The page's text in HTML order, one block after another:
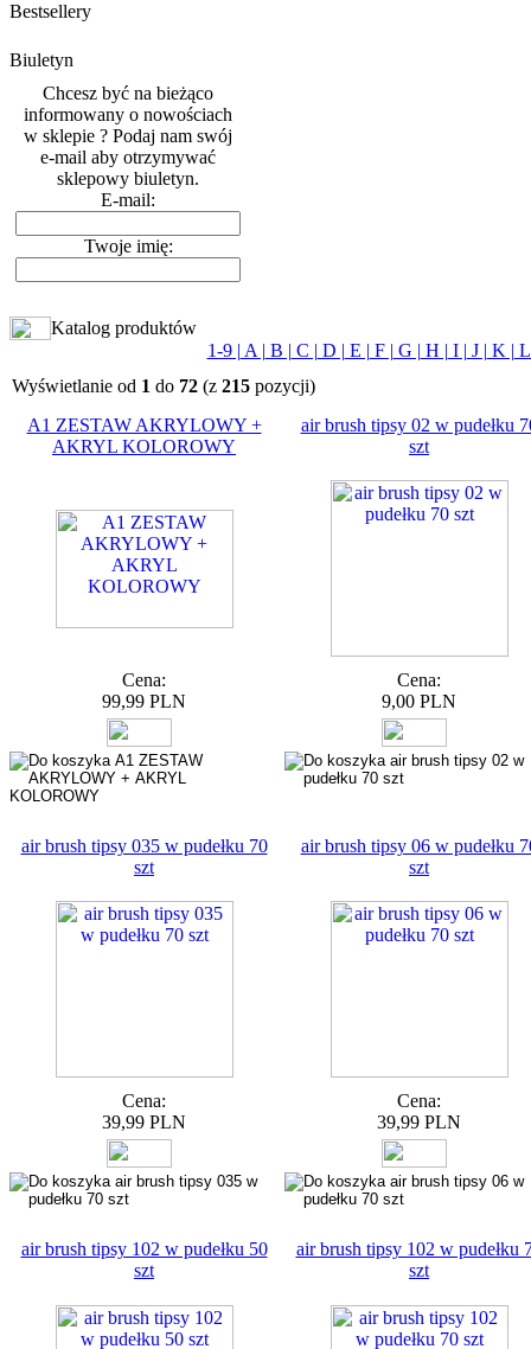
Bestsellery
Biuletyn
Chcesz być na bieżąco
informowany o nowościach
w sklepie ? Podaj nam swój
e-mail aby otrzymywać
sklepowy biuletyn.
E-mail:
Twoje imię:
Katalog produktów
1-9 | A | B | C | D | E | F | G | H | I | J | K |
Wyświetlanie od 1 do 72 (z 215 pozycji)
A1 ZESTAW AKRYLOWY +
AKRYL KOLOROWY
Cena:
99,99 PLN
air brush tipsy 02 w pudełku
szt
Cena:
9,00 PLN
air brush tipsy 035 w pudełku 70
szt
Cena:
39,99 PLN
air brush tipsy 06 w pudełku
szt
Cena:
39,99 PLN
air brush tipsy 102 w pudełku 50
szt
air brush tipsy 102 w pudełku
szt